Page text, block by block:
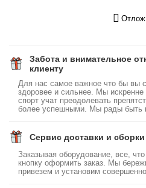
Забота и внимательное
клиенту
Для нас самое важное что бы вы
здоровее и сильнее. Мы
спорт учат преодолевать
более успешными. Мы рады быть
Сервис доставки и
Заказывая оборудование, все,
кнопку оформить заказ. Мы
привезем и установим